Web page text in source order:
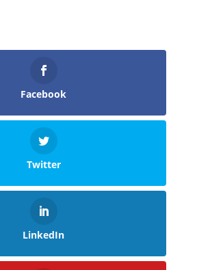
Facebook
Twitter
LinkedIn